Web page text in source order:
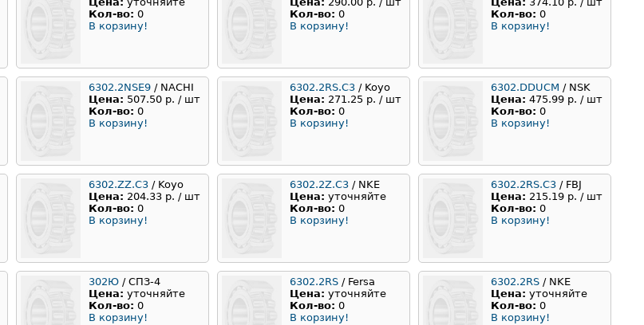
Кол-во: 0
В корзину!
Кол-во: 0
В корзину!
Кол-во: 0
В корзину!
6302.2NSE9 / NACHI
Цена: 507.50 р. / шт
Кол-во: 0
В корзину!
6302.2RS.C3 / Koyo
Цена: 271.25 р. / шт
Кол-во: 0
В корзину!
6302.DDUCM / NSK
Цена: 475.99 р. / шт
Кол-во: 0
В корзину!
6302.ZZ.C3 / Koyo
Цена: 204.33 р. / шт
Кол-во: 0
В корзину!
6302.2Z.C3 / NKE
Цена: уточняйте
Кол-во: 0
В корзину!
6302.2RS.C3 / FBJ
Цена: 215.19 р. / шт
Кол-во: 0
В корзину!
302Ю / СПЗ-4
Цена: уточняйте
Кол-во: 0
В корзину!
6302.2RS / Fersa
Цена: уточняйте
Кол-во: 0
В корзину!
6302.2RS / NKE
Цена: уточняйте
Кол-во: 0
В корзину!